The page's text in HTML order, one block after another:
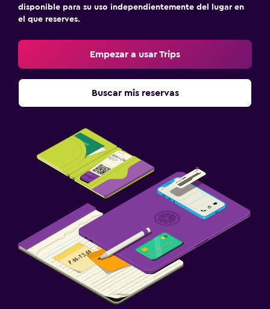
disponible para su uso independientemente del lugar en
el que reserves.
Empezar a usar Trips
Buscar mis reservas